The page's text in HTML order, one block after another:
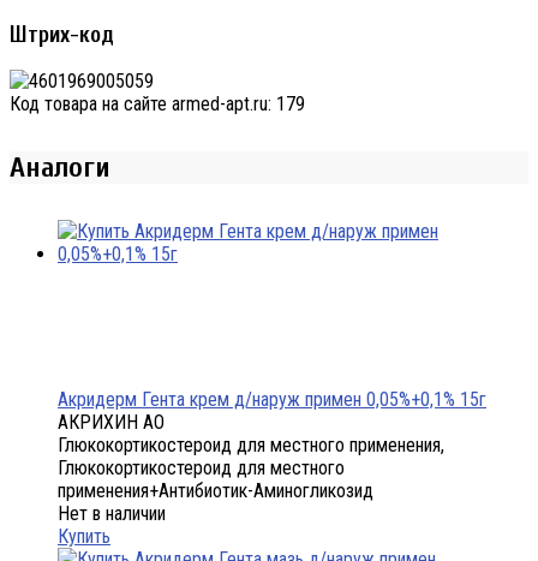
Штрих-код
Код товара на сайте armed-apt.ru: 179
Аналоги
Акридерм Гента крем д/наруж примен 0,05%+0,1% 15г
АКРИХИН АО
Глюкокортикостероид для местного применения,
Глюкокортикостероид для местного
применения+Антибиотик-Аминогликозид
Нет в наличии
Купить